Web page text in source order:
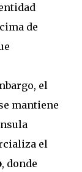
de
el
mantiene
el
, donde